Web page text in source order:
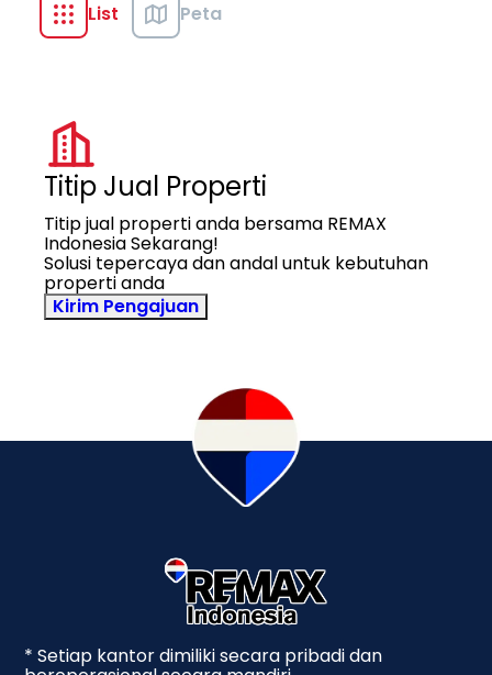
List Peta
Titip Jual Properti
Titip jual properti anda bersama REMAX
Indonesia Sekarang!
Solusi tepercaya dan andal untuk kebutuhan
properti anda
Kirim Pengajuan
* Setiap kantor dimiliki secara pribadi dan